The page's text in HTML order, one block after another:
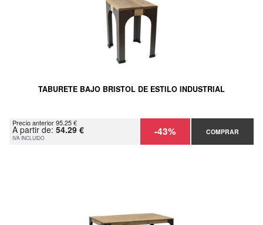
TABURETE BAJO BRISTOL DE ESTILO INDUSTRIAL
Precio anterior 95.25 €
A partir de: 54.29 €
IVA INCLUIDO -43% COMPRAR